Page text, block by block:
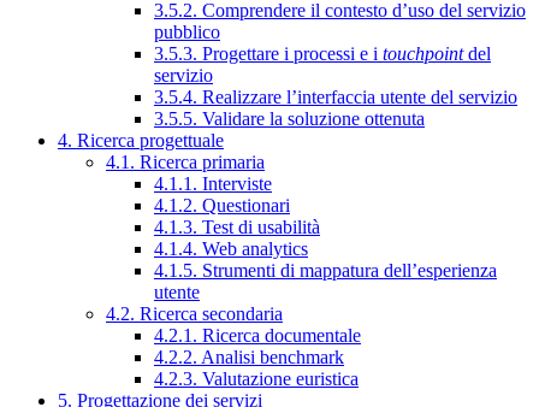
3.5.2. Comprendere il contesto d’uso del servizio
pubblico
3.5.3. Progettare i processi e i touchpointdel
servizio
3.5.4. Realizzare l’interfaccia utente del servizio
3.5.5. Validare la soluzione ottenuta
4. Ricerca progettuale
4.1. Ricerca primaria
4.1.1. Interviste
4.1.2. Questionari
4.1.3. Test di usabilità
4.1.4. Web analytics
4.1.5. Strumenti di mappatura dell’esperienza
utente
4.2. Ricerca secondaria
4.2.1. Ricerca documentale
4.2.2. Analisi benchmark
4.2.3. Valutazione euristica
5. Progettazione dei servizi